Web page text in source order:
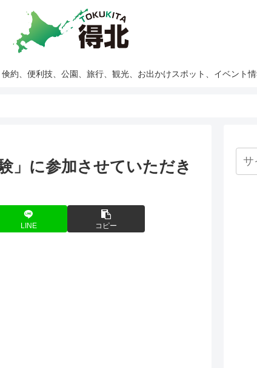
約、便利技、公園、旅行、観光、お出かけスポット、イベント
」に参加させていただき
LINE コピー